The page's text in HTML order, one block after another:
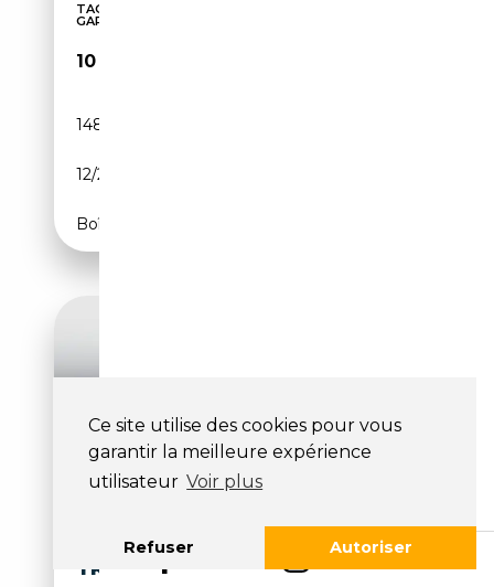
Ce site utilise des cookies pour vous
garantir la meilleure expérience
utilisateur Voir plus
Refuser Autoriser
TAGLIANDO DI PRE-CONSEGNA E 12 MESI DI
GARANZIA IN...
10 990€
148 059 km
12/2014
Boîte manuelle
AUDI A4 AVANT 35 TDI S
TRONIC S LINE LED NAVI LM18